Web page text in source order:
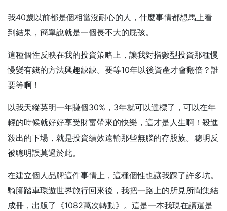
我40歲以前都是個相當沒耐心的人，什麼事情都想馬上看
到結果，簡單說就是一個長不大的屁孩。
這種個性反映在我的投資策略上，讓我對指數型投資那種慢
慢變有錢的方法興趣缺缺。要等10年以後資產才會翻倍？誰
要等啊！
以我天縱英明一年賺個30%，3年就可以達標了，可以在年
輕的時候就好好享受財富帶來的快樂，這才是人生啊！殺進
殺出的下場，就是投資績效遠輸那些無腦的存股族。聰明反
被聰明誤莫過於此。
在建立個人品牌這件事情上，這種個性也讓我踩了許多坑。
騎腳踏車環遊世界旅行回來後，我把一路上的所見所聞集結
成冊，出版了《1082萬次轉動》。這是一本我現在讀還是